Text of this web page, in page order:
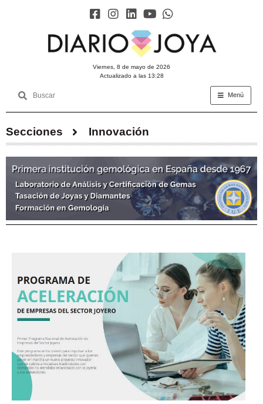
viernes, 8 de mayo de 2026
Actualizado a las 13:28
Menú
Secciones Innovación